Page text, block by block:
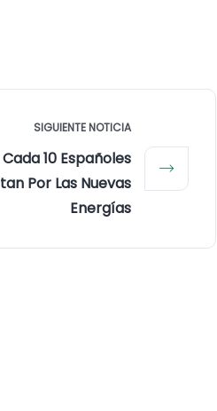
SIGUIENTE NOTICIA
10 Españoles
Por Las Nuevas
Energías